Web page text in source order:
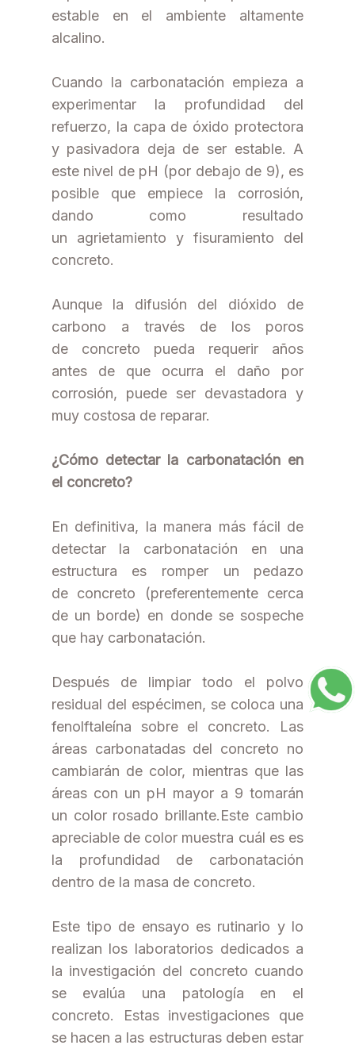
estable en el ambiente altamente
alcalino.
Cuando la carbonatación empieza a
experimentar la profundidad del
refuerzo, la capa de óxido protectora
y pasivadora deja de ser estable. A
este nivel de pH (por debajo de 9), es
posible que empiece la corrosión,
dando como resultado
un agrietamiento y fisuramiento del
concreto.
Aunque la difusión del dióxido de
carbono a través de los poros
de concreto pueda requerir años
antes de que ocurra el daño por
corrosión, puede ser devastadora y
muy costosa de reparar.
¿Cómo detectar la carbonatación en
el concreto?
En definitiva, la manera más fácil de
detectar la carbonatación en una
estructura es romper un pedazo
de concreto (preferentemente cerca
de un borde) en donde se sospeche
que hay carbonatación.
Después de limpiar todo el polvo
residual del espécimen, se coloca una
fenolftaleína sobre el concreto. Las
áreas carbonatadas del concreto no
cambiarán de color, mientras que las
áreas con un pH mayor a 9 tomarán
un color rosado brillante.Este cambio
apreciable de color muestra cuál es es
la profundidad de carbonatación
dentro de la masa de concreto.
Este tipo de ensayo es rutinario y lo
realizan los laboratorios dedicados a
la investigación del concreto cuando
se evalúa una patología en el
concreto. Estas investigaciones que
se hacen a las estructuras deben estar